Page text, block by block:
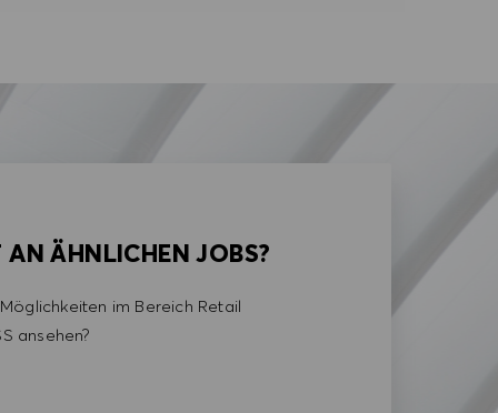
AN ÄHNLICHEN JOBS?
im Bereich Retail
ansehen?